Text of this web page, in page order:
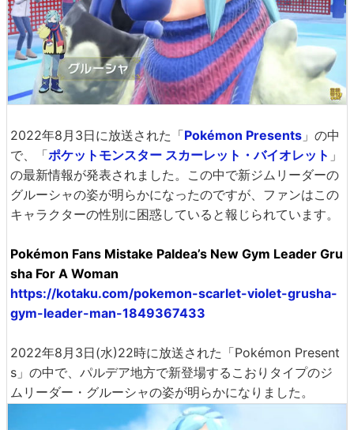
2022年8月3日に放送された「Pokémon Presents 」の中
で、「ポケットモンスター スカーレット・バイオレット 」
の最新情報が発表されました。この中で新ジムリーダーの
グルーシャの姿が明らかになったのですが、ファンはこの
キャラクターの性別に困惑していると報じられています。
Pokémon Fans Mistake Paldea’s New Gym Leader Gru
sha For A Woman
https://kotaku.com/pokemon-scarlet-violet-grusha-
gym-leader-man-1849367433
2022年8月3日(水)22時に放送された「Pokémon Present
s」の中で、パルデア地方で新登場するこおりタイプのジ
ムリーダー・グルーシャの姿が明らかになりました。